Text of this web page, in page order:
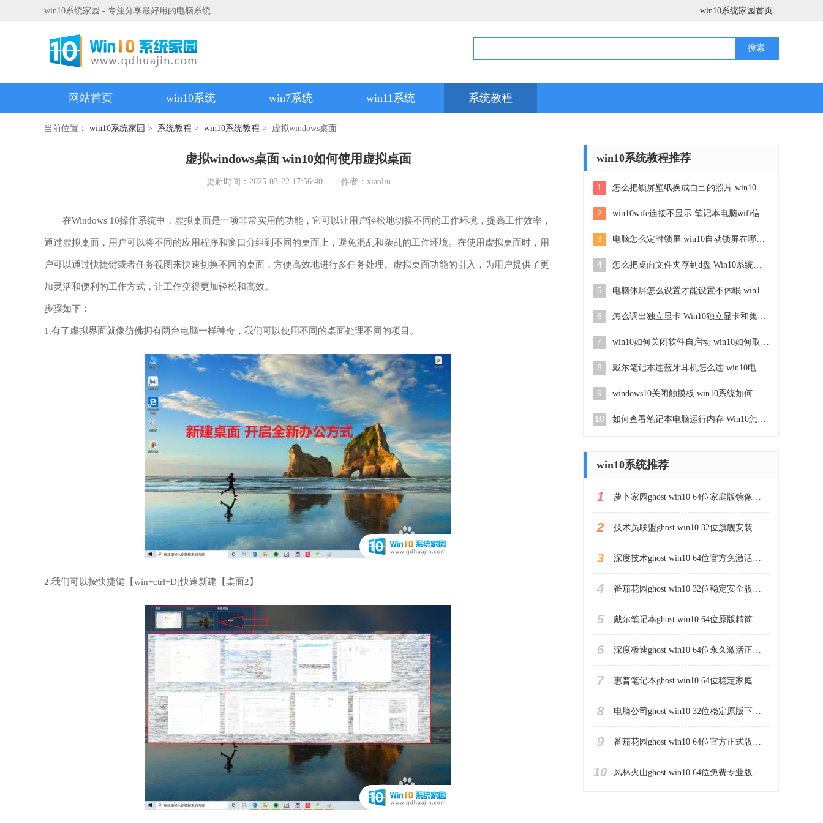
win10系统家园 - 专注分享最好用的电脑系统 win10系统家园首页
网站首页 win10系统 win7系统 win11系统 系统教程
当前位置： win10系统家园 > 系统教程 > win10系统教程 > 虚拟windows桌面
虚拟windows桌面 win10如何使用虚拟桌面
更新时间：2025-03-22 17:56:40 作者：xiaoliu
在Windows 10操作系统中，虚拟桌面是一项非常实用的功能，它可以让用户轻松地切换不同的工作环境，提高工作效率，
通过虚拟桌面，用户可以将不同的应用程序和窗口分组到不同的桌面上，避免混乱和杂乱的工作环境。在使用虚拟桌面时，用
户可以通过快捷键或者任务视图来快速切换不同的桌面，方便高效地进行多任务处理。虚拟桌面功能的引入，为用户提供了更
加灵活和便利的工作方式，让工作变得更加轻松和高效。
步骤如下：
1.有了虚拟界面就像彷佛拥有两台电脑一样神奇，我们可以使用不同的桌面处理不同的项目。
2.我们可以按快捷键【win+ctrl+D]快速新建【桌面2】
win10系统教程推荐
1 怎么把锁屏壁纸换成自己的照片 win10锁屏壁纸自定义设置步骤
2 win10wife连接不显示 笔记本电脑wifi信号不稳定
3 电脑怎么定时锁屏 win10自动锁屏在哪里设置
4 怎么把桌面文件夹存到d盘 Win10系统如何将桌面文件保存到D盘
5 电脑休屏怎么设置才能设置不休眠 win10怎么取消电脑休眠设置
6 怎么调出独立显卡 Win10独立显卡和集成显卡如何自动切换
7 win10如何关闭软件自启动 win10如何取消自启动程序
8 戴尔笔记本连蓝牙耳机怎么连 win10电脑蓝牙耳机连接教程
9 windows10关闭触摸板 win10系统如何关闭笔记本触摸板
10 如何查看笔记本电脑运行内存 Win10怎么样检查笔记本电脑内存的容量
win10系统推荐
1 萝卜家园ghost win10 64位家庭版镜像下载v2023.04
2 技术员联盟ghost win10 32位旗舰安装版下载v2023.04
3 深度技术ghost win10 64位官方免激活版下载v2023.04
4 番茄花园ghost win10 32位稳定安全版本下载v2023.04
5 戴尔笔记本ghost win10 64位原版精简版下载v2023.04
6 深度极速ghost win10 64位永久激活正式版下载v2023.04
7 惠普笔记本ghost win10 64位稳定家庭版下载v2023.04
8 电脑公司ghost win10 32位稳定原版下载v2023.04
9 番茄花园ghost win10 64位官方正式版下载v2023.04
10 风林火山ghost win10 64位免费专业版下载v2023.04